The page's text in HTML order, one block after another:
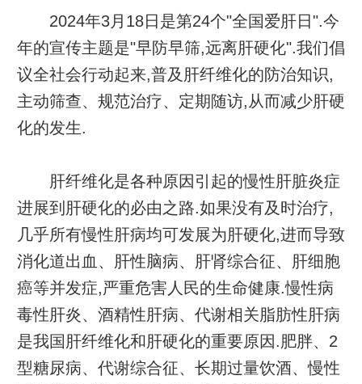
2024年3月18日是第24个"全国爱肝日".今
年的宣传主题是"早防早筛,远离肝硬化".我们倡
议全社会行动起来,普及肝纤维化的防治知识,
主动筛查、规范治疗、定期随访,从而减少肝硬
化的发生.
肝纤维化是各种原因引起的慢性肝脏炎症
进展到肝硬化的必由之路.如果没有及时治疗,
几乎所有慢性肝病均可发展为肝硬化,进而导致
消化道出血、肝性脑病、肝肾综合征、肝细胞
癌等并发症,严重危害人民的生命健康.慢性病
毒性肝炎、酒精性肝病、代谢相关脂肪性肝病
是我国肝纤维化和肝硬化的重要原因.肥胖、2
型糖尿病、代谢综合征、长期过量饮酒、慢性